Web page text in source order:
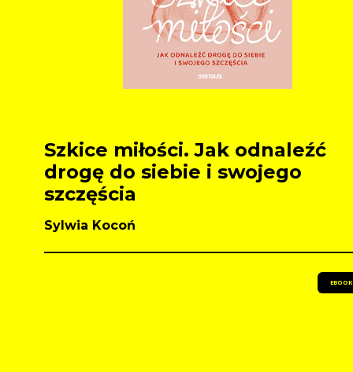
Szkice miłości. Jak odnaleźć
drogę do siebie i swojego
szczęścia
Sylwia Kocoń
EBOOK